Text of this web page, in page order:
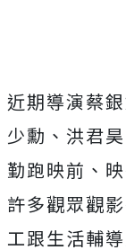
近期導演蔡銀
少勳、洪君
勤跑映前、
許多觀眾觀
工跟生活輔